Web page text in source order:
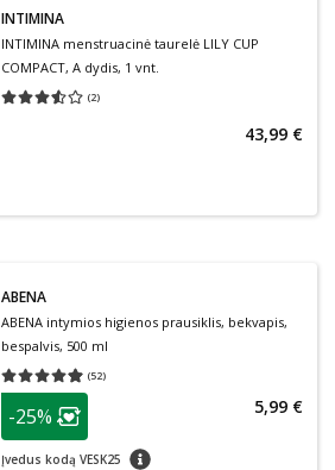
INTIMINA
INTIMINA menstruacinė taurelė LILY CUP
COMPACT, A dydis, 1 vnt.
(2)
Vidutinis įvertinimas 3.50
43,99 €
ABENA
ABENA intymios higienos prausiklis, bekvapis,
bespalvis, 500 ml
(52)
Vidutinis įvertinimas 4.96
patarimas
Lojalumo klubo narių nuolaida
-25%
Įvedus kodą VESK25 patarimas
5,99 €